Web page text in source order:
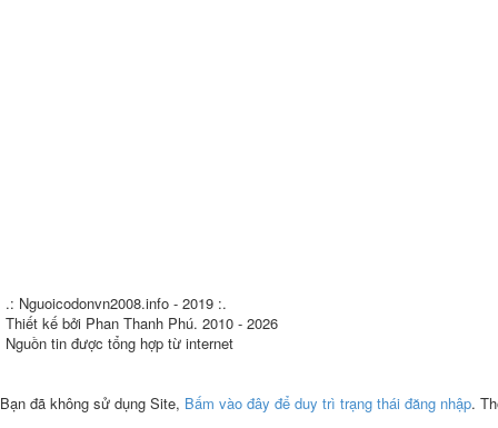
.: Nguoicodonvn2008.info - 2019 :.
Thiết kế bởi Phan Thanh Phú. 2010 - 2026
Nguồn tin được tổng hợp từ internet
Bạn đã không sử dụng Site, Bấm vào đây để duy trì trạng thái đăng nhập.